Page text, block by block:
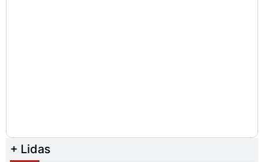
+ Lidas